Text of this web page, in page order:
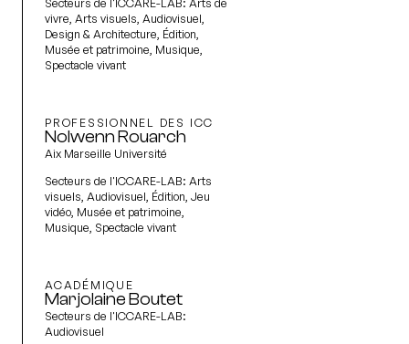
vivre, Arts visuels, Audiovisuel,
Design & Architecture, Édition,
Musée et patrimoine, Musique,
Spectacle vivant
PROFESSIONNEL DES ICC
Nolwenn Rouarch
Aix Marseille Université
Secteurs de l'ICCARE-LAB: Arts
visuels, Audiovisuel, Édition, Jeu
vidéo, Musée et patrimoine,
Musique, Spectacle vivant
ACADÉMIQUE
Marjolaine Boutet
Secteurs de l'ICCARE-LAB:
Audiovisuel